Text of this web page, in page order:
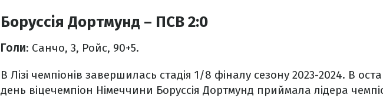
Боруссія Дортмунд – ПСВ 2:0
Голи: Санчо, 3, Ройс, 90+5.
В Лізі чемпіонів завершилась стадія 1/8 фіналу сезону 2023-2024. В
день віцечемпіон Німеччини Боруссія Дортмунд приймала лідера